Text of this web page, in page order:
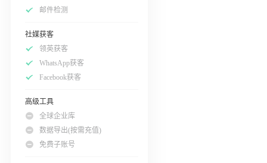
邮件检测
社媒获客
领英获客
WhatsApp获客
Facebook获客
高级工具
全球企业库
数据导出(按需充值)
免费子账号